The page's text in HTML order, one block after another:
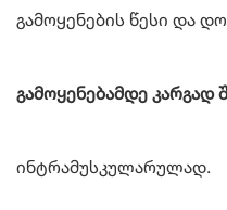
გამოყენების წესი და
გამოყენებამდე კარგად
ინტრამუსკულარულად.